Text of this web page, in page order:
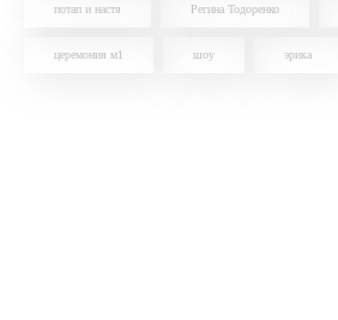
потап и настя Регина Тодоренко
церемония м1 шоу эрика